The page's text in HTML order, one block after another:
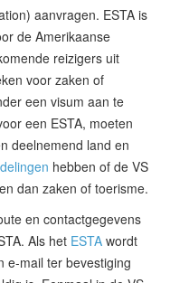
aanvragen. ESTA is
de Amerikaanse
reizigers uit
voor zaken of
een visum aan te
een ESTA, moeten
deelnemend land en
hebben of de VS
dan zaken of toerisme.
en contactgegevens
Als het ESTA wordt
e-mail ter bevestiging